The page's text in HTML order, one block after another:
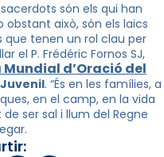
són els qui han
obstant això, són els laics
que tenen un rol clau per
el P. Frédéric Fornos SJ,
Mundial d’Oració del
. “És en les famílies, a
en el camp, en la vida
ser sal i llum del Regne